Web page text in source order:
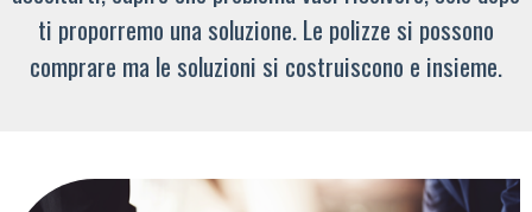
ti proporremo una soluzione. Le polizze si possono
comprare ma le soluzioni si costruiscono e insieme.